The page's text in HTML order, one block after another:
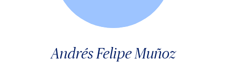
Andrés Felipe Muñoz